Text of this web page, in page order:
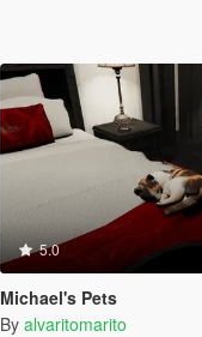
5.0
Michael's Pets
By alvaritomarito